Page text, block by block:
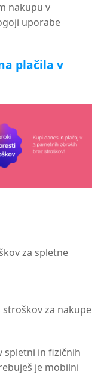
nakupu v
uporabe
plačila v
za spletne
za nakupe
spletni in fizičnih
je mobilni